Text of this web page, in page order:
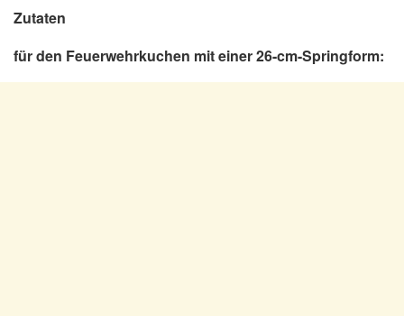
Zutaten
für den Feuerwehrkuchen mit einer 26-cm-Springform: